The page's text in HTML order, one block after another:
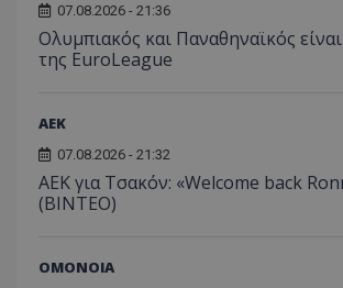
07.08.2026 - 21:36
Ολυμπιακός και Παναθηναϊκός
της EuroLeague
ΑEK
07.08.2026 - 21:32
ΑΕΚ για Τσακόν: «Welcome back
(ΒΙΝΤΕΟ)
ΟΜΟΝΟΙΑ